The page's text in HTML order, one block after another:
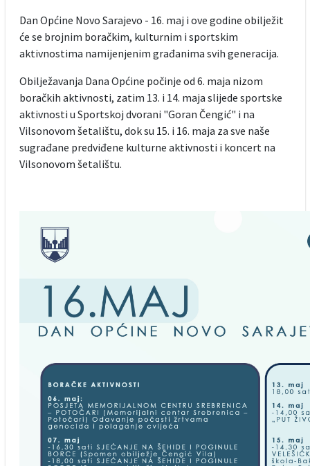
Dan Općine Novo Sarajevo - 16. maj i ove godine obilježit
će se brojnim boračkim, kulturnim i sportskim
aktivnostima namijenjenim građanima svih generacija.
Obilježavanja Dana Općine počinje od 6. maja nizom
boračkih aktivnosti, zatim 13. i 14. maja slijede sportske
aktivnosti u Sportskoj dvorani "Goran Čengić" i na
Vilsonovom šetalištu, dok su 15. i 16. maja za sve naše
sugrađane predviđene kulturne aktivnosti i koncert na
Vilsonovom šetalištu.